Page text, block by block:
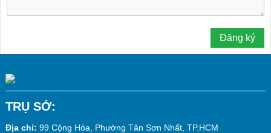
TRỤ SỞ:
Địa chỉ: 99 Cộng Hòa, Phường Tân Sơn Nhất, TP.HCM